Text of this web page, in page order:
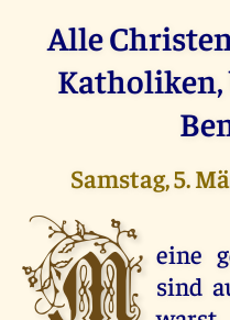
Alle
Katholiken,
Samstag, 5.
eine
sind